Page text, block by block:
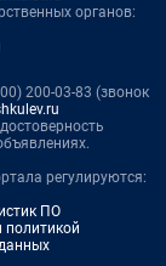
органов:
200-03-83 (звонок
регулируются:
ПО
политикой